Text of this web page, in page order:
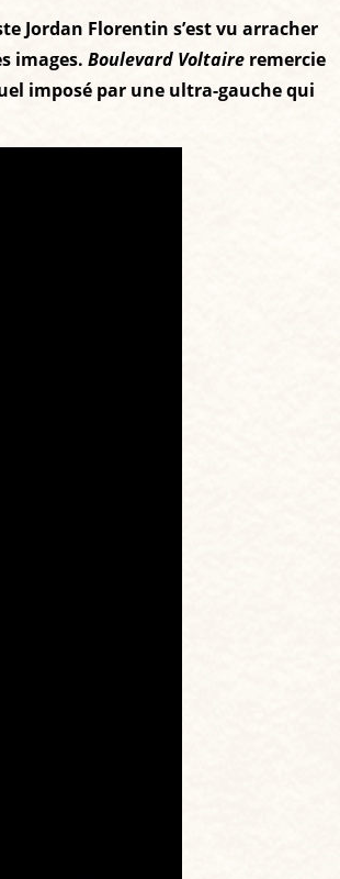
Jordan Florentin s’est vu arracher
images. Boulevard Voltaire remercie
imposé par une ultra-gauche qui